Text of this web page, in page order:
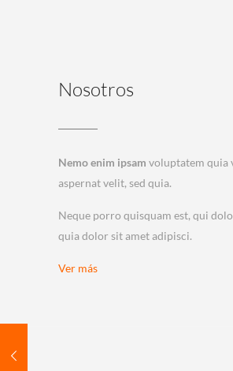
Nosotros
Nemo enim ipsam voluptatem quia
aspernat velit, sed quia.
Neque porro quisquam est, qui
quia dolor sit amet adipisci.
Ver más